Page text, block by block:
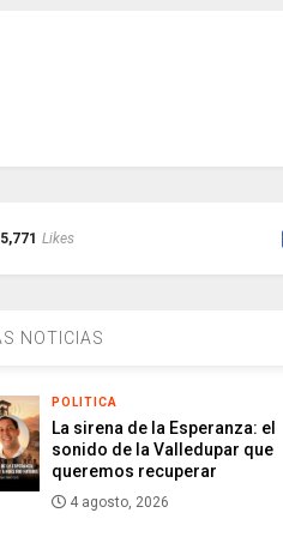
5,771 Likes
NOTICIAS
POLITICA
La sirena de la Esperanza: el
sonido de la Valledupar que
queremos recuperar
4 agosto, 2026